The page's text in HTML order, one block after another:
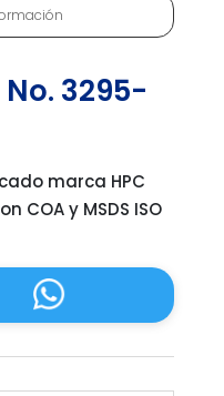
3295-
marca HPC
COA y MSDS ISO